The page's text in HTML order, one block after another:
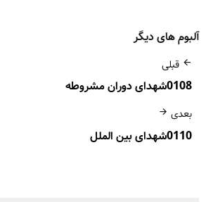
آلبوم های دیگر
قبلی
0108شهدای دوران مشروطه
بعدی
0110شهدای بین الملل